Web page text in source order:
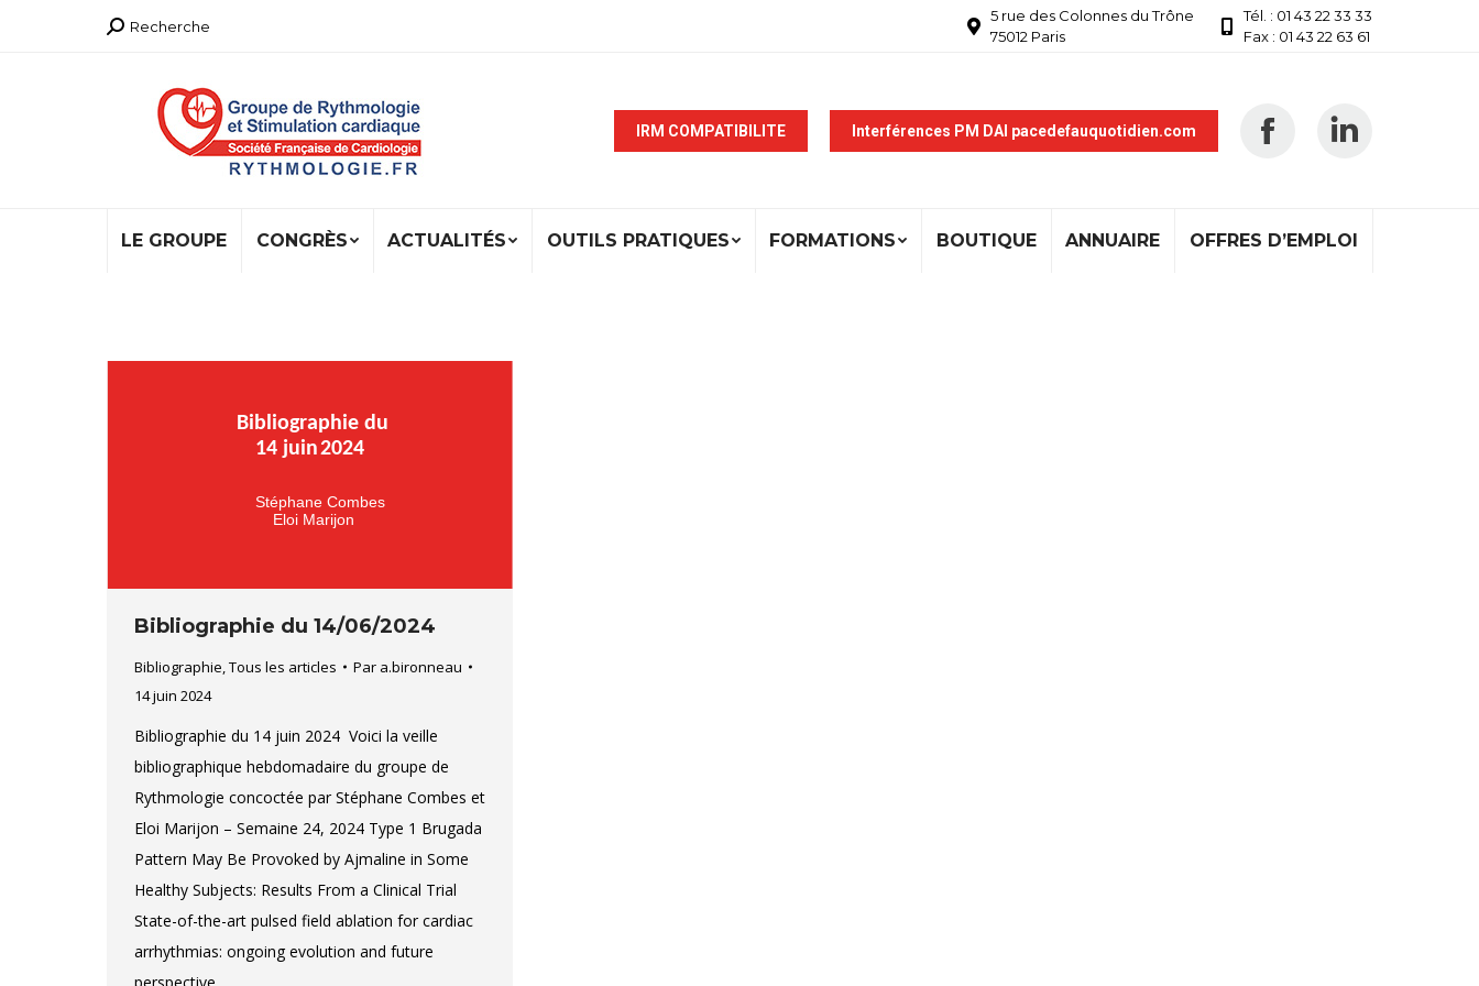
Recherche
Recherche
5 rue des Colonnes du Trône
75012 Paris
Tél. : 01 43 22 33 33
Fax : 01 43 22 63 61
IRM COMPATIBILITE Interférences PM DAI pacedefauquotidien.com
LE GROUPE CONGRÈS ACTUALITÉS OUTILS PRATIQUES FORMATIONS BOUTIQUE ANNUAIRE OFFRES D’EMPLOI
Bibliographie du 14/06/2024
Bibliographie,Tous les articles Par a.bironneau
14 juin 2024
Bibliographie du 14 juin 2024 Voici la veille
bibliographique hebdomadaire du groupe de
Rythmologie concoctée par Stéphane Combes et
Eloi Marijon – Semaine 24, 2024 Type 1 Brugada
Pattern May Be Provoked by Ajmaline in Some
Healthy Subjects: Results From a Clinical Trial
State-of-the-art pulsed field ablation for cardiac
arrhythmias: ongoing evolution and future